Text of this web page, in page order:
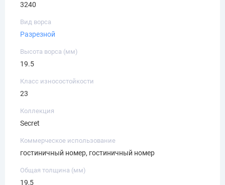
3240
Вид ворса
Разрезной
Высота ворса (мм)
19.5
Класс износостойкости
23
Коллекция
Secret
Коммерческое использование
гостиничный номер, гостиничный номер
Общая толщина (мм)
19,5